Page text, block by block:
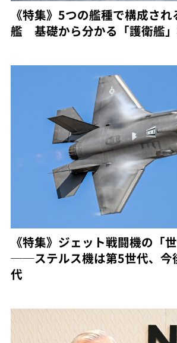
《特集》5つの艦種で構成さ
艦 基礎から分かる「護衛艦
《特集》ジェット戦闘機の「
──ステルス機は第5世代、今
代